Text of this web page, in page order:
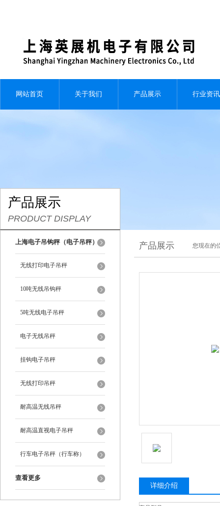
网站首页 关于我们 产品展示 行业资讯
产品展示
PRODUCT DISPLAY
上海电子吊钩秤（电子吊秤）
无线打印电子吊秤
10吨无线吊钩秤
5吨无线电子吊秤
电子无线吊秤
挂钩电子吊秤
无线打印吊秤
耐高温无线吊秤
耐高温直视电子吊秤
行车电子吊秤（行车称）
查看更多
产品展示 您现在的
详细介绍